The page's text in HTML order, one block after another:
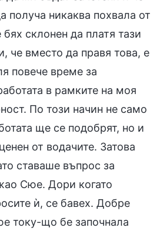
получа никаква похвала от
бях склонен да платя тази
че вместо да правя това, е
повече време за
в рамките на моя
По този начин не само
ще се подобрят, но и
от водачите. Затова
ставаше въпрос за
Сюе. Дори когато
ѝ, се бавех. Добре
току-що бе започнала